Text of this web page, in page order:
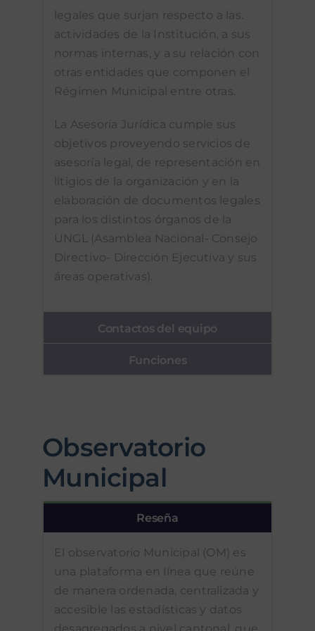
legales que surjan respecto a las.
actividades de la Institución, a sus
normas internas, y a su relación con
otras entidades que componen el
Régimen Municipal entre otras.
La Asesoría Jurídica cumple sus
objetivos proveyendo servicios de
asesoría legal, de representación en
litigios de la organización y en la
elaboración de documentos legales
para los distintos órganos de la
UNGL (Asamblea Nacional- Consejo
Directivo- Dirección Ejecutiva y sus
áreas operativas).
Contactos del equipo
Funciones
Observatorio
Municipal
Reseña
El observatorio Municipal (OM) es
una plataforma en línea que reúne
de manera ordenada, centralizada y
accesible las estadísticas y datos